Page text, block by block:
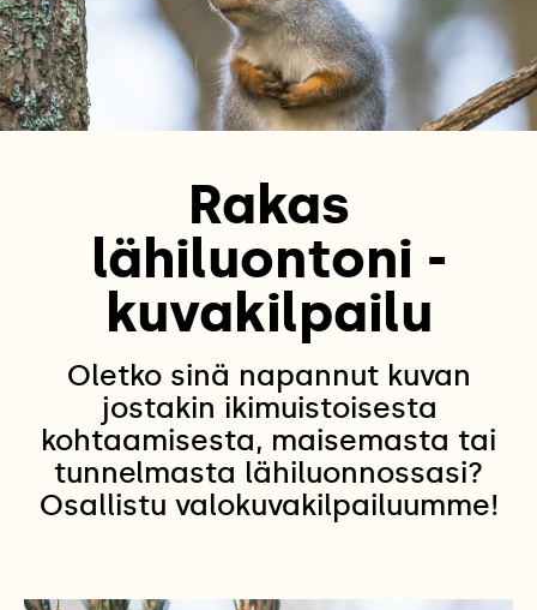
Rakas
lähiluontoni -
kuvakilpailu
Oletko sinä napannut kuvan
jostakin ikimuistoisesta
kohtaamisesta, maisemasta tai
tunnelmasta lähiluonnossasi?
Osallistu valokuvakilpailuumme!